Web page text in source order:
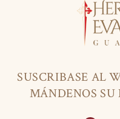
SUSCRIBASE AL
MÁNDENOS